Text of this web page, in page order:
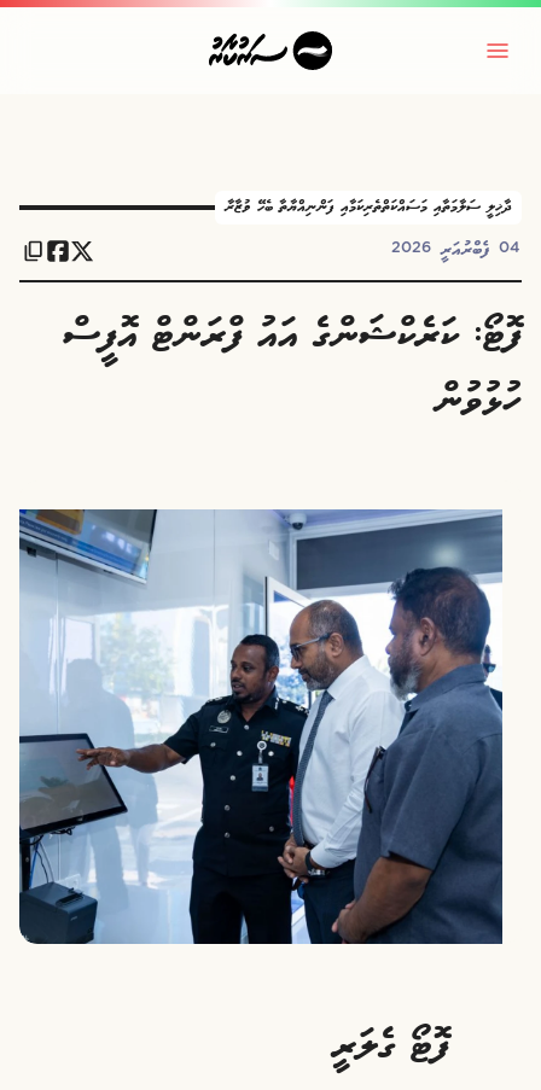
ދާޚިލީ ސަލާމަތާއި މަސައްކަތްތެރިކަމާއި ފަންނިއްޔާތާ ބެހޭ ވުޒާރާ
04 ފެބްރުއަރީ 2026
ފޮޓޯ: ކަރެކްޝަންގެ އައު ފްރަންޓް އޮފީސް
ހުޅުވުން
ފޮޓޯ ގެލަރީ